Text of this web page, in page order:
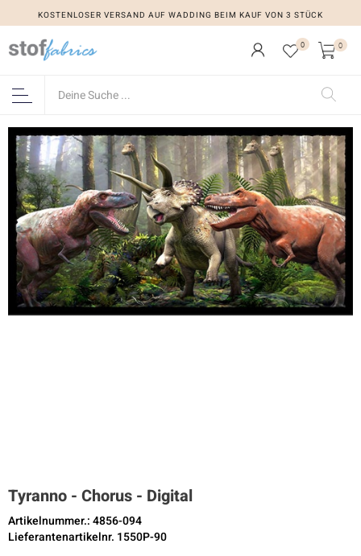
KOSTENLOSER VERSAND AUF WADDING BEIM KAUF VON 3 STÜCK
0 0
Tyranno - Chorus - Digital
Artikelnummer.: 4856-094
Lieferantenartikelnr. 1550P-90